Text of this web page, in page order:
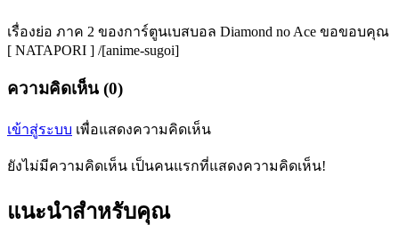
เรื่องย่อ ภาค 2 ของการ์ตูนเบสบอล Diamond no Ace ขอขอบคุณ
[ NATAPORI ] /[anime-sugoi]
ความคิดเห็น (0)
เข้าสู่ระบบ เพื่อแสดงความคิดเห็น
ยังไม่มีความคิดเห็น เป็นคนแรกที่แสดงความคิดเห็น!
แนะนำสำหรับคุณ